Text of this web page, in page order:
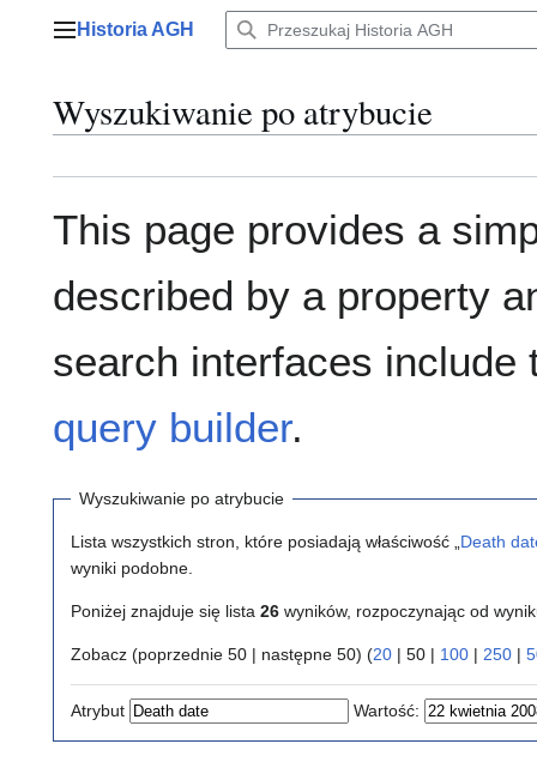
Menu główne
Historia AGH
Wyszukiwanie po atrybucie
This page provides a
described by a property
search interfaces include
query builder.
Wyszukiwanie po atrybucie
Lista wszystkich stron, które posiadają właściwość „ Death
wyniki podobne.
Poniżej znajduje się lista 26 wyników, rozpoczynając od
Zobacz (poprzednie 50 | następne 50) (20 | 50 | 100 | 250 |
Atrybut Wartość: